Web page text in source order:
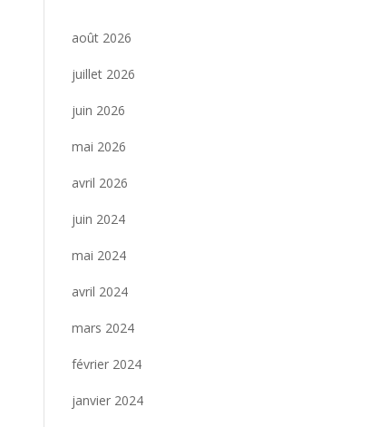
août 2026
juillet 2026
juin 2026
mai 2026
avril 2026
juin 2024
mai 2024
avril 2024
mars 2024
février 2024
janvier 2024